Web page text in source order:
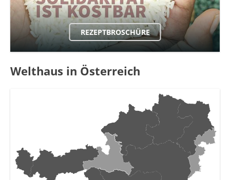
REZEPTBROSCHÜRE
Welthaus in Österreich